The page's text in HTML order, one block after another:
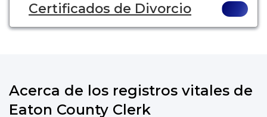
Certificados de Divorcio
Acerca de los registros vitales de
Eaton County Clerk